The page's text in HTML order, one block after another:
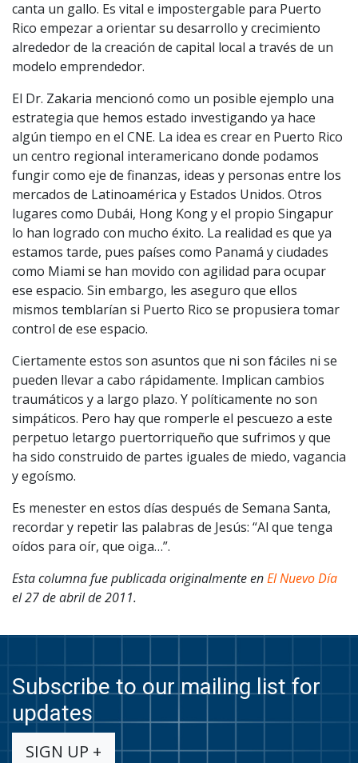
canta un gallo. Es vital e impostergable para Puerto
Rico empezar a orientar su desarrollo y crecimiento
alrededor de la creación de capital local a través de un
modelo emprendedor.
El Dr. Zakaria mencionó como un posible ejemplo una
estrategia que hemos estado investigando ya hace
algún tiempo en el CNE. La idea es crear en Puerto Rico
un centro regional interamericano donde podamos
fungir como eje de finanzas, ideas y personas entre los
mercados de Latinoamérica y Estados Unidos. Otros
lugares como Dubái, Hong Kong y el propio Singapur
lo han logrado con mucho éxito. La realidad es que ya
estamos tarde, pues países como Panamá y ciudades
como Miami se han movido con agilidad para ocupar
ese espacio. Sin embargo, les aseguro que ellos
mismos temblarían si Puerto Rico se propusiera tomar
control de ese espacio.
Ciertamente estos son asuntos que ni son fáciles ni se
pueden llevar a cabo rápidamente. Implican cambios
traumáticos y a largo plazo. Y políticamente no son
simpáticos. Pero hay que romperle el pescuezo a este
perpetuo letargo puertorriqueño que sufrimos y que
ha sido construido de partes iguales de miedo, vagancia
y egoísmo.
Es menester en estos días después de Semana Santa,
recordar y repetir las palabras de Jesús: “Al que tenga
oídos para oír, que oiga…”.
Esta columna fue publicada originalmente enEl Nuevo Día
el 27 de abril de 2011.
Subscribe to our mailing list for
updates
SIGN UP +